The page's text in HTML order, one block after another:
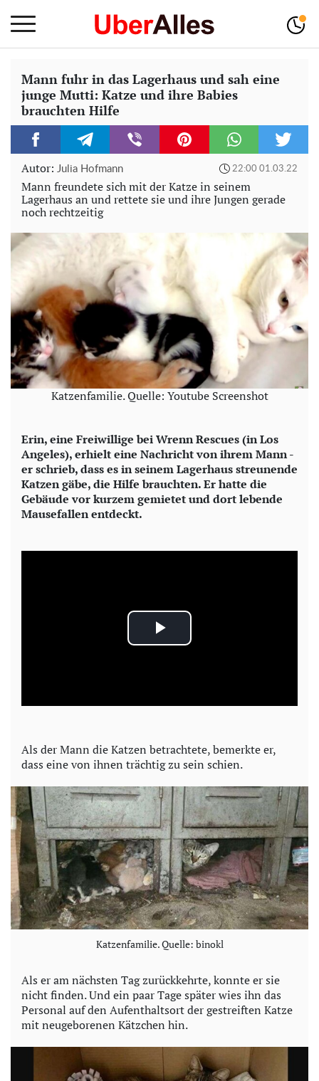
Mann fuhr in das Lagerhaus und sah eine
junge Mutti: Katze und ihre Babies
brauchten Hilfe
Autor: Julia Hofmann 22:00 01.03.22
Mann freundete sich mit der Katze in seinem
Lagerhaus an und rettete sie und ihre Jungen gerade
noch rechtzeitig
Katzenfamilie. Quelle: Youtube Screenshot
Erin, eine Freiwillige bei Wrenn Rescues (in Los
Angeles), erhielt eine Nachricht von ihrem Mann -
er schrieb, dass es in seinem Lagerhaus streunende
Katzen gäbe, die Hilfe brauchten. Er hatte die
Gebäude vor kurzem gemietet und dort lebende
Mausefallen entdeckt.
P
a
y
V
i
d
e
o
Als der Mann die Katzen betrachtete, bemerkte er,
dass eine von ihnen trächtig zu sein schien.
Katzenfamilie. Quelle: binokl
Als er am nächsten Tag zurückkehrte, konnte er sie
nicht finden. Und ein paar Tage später wies ihn das
Personal auf den Aufenthaltsort der gestreiften Katze
mit neugeborenen Kätzchen hin.